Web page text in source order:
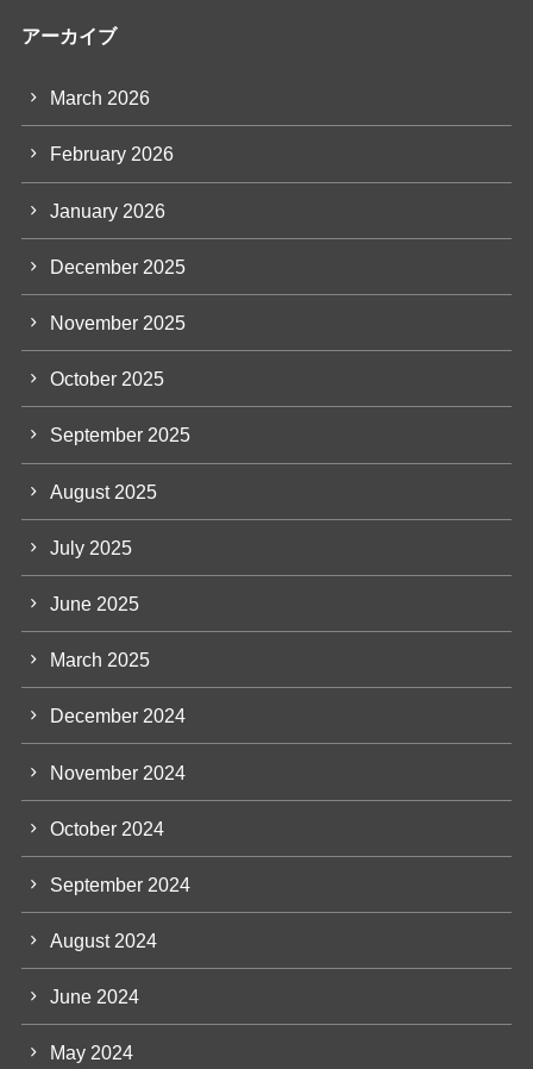
アーカイブ
March 2026
February 2026
January 2026
December 2025
November 2025
October 2025
September 2025
August 2025
July 2025
June 2025
March 2025
December 2024
November 2024
October 2024
September 2024
August 2024
June 2024
May 2024